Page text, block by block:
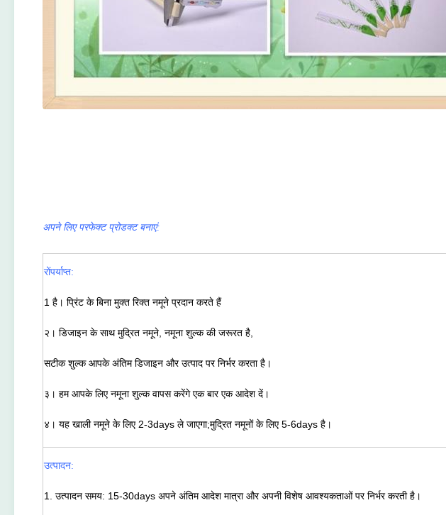
अपने लिए परफेक्ट प्रोडक्ट बनाएं:
रोंपर्याप्त:
1 है। प्रिंट के बिना मुक्त रिक्त नमूने प्रदान करते हैं
२। डिजाइन के साथ मुद्रित नमूने, नमूना शुल्क की जरूरत है,
सटीक शुल्क आपके अंतिम डिजाइन और उत्पाद पर निर्भर करता है।
३। हम आपके लिए नमूना शुल्क वापस करेंगे एक बार एक आदेश दें।
४। यह खाली नमूने के लिए 2-3days ले जाएगा;मुद्रित नमूनों के लिए 5-6days है।
उत्पादन:
1. उत्पादन समय: 15-30days अपने अंतिम आदेश मात्रा और अपनी विशेष आवश्यकताओं पर निर्भर करती है।